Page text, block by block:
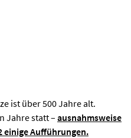
ist über 500 Jahre alt.
Jahre statt – ausnahmsweise
einige Aufführungen.